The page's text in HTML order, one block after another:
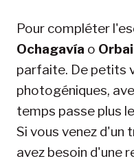
Pour compléter
Ochagavía o
parfaite. De petits
photogéniques,
temps passe plus
Si vous venez d'un
avez besoin d'une